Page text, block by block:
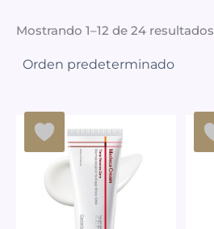
Mostrando 1–12 de 24 resultados